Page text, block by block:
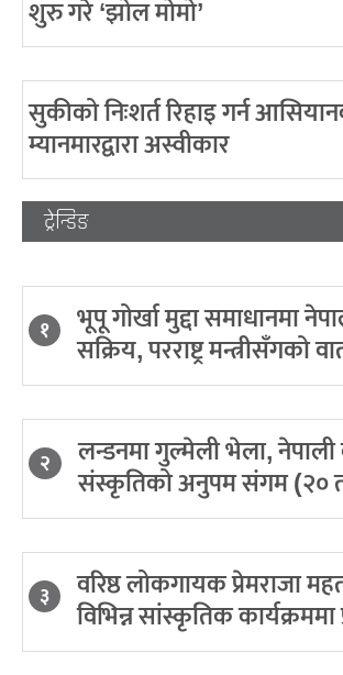
शुरु गरे ‘झोल मोमो’
सुकीको निःशर्त रिहाइ गर्न
म्यानमारद्वारा अस्वीकार
ट्रेन्डिङ
१ भूपू गोर्खा मुद्दा समाधानमा
सक्रिय, परराष्ट्र मन्त्रीसँगको
२ लन्डनमा गुल्मेली भेला,
संस्कृतिको अनुपम संगम (२०
३ वरिष्ठ लोकगायक प्रेमराजा
विभिन्न सांस्कृतिक कार्यक्रममा